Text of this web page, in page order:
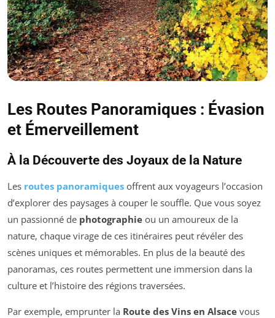
Les Routes Panoramiques : Évasion
et Émerveillement
À la Découverte des Joyaux de la Nature
Les routes panoramiques offrent aux voyageurs l’occasion
d’explorer des paysages à couper le souffle. Que vous soyez
un passionné de photographie ou un amoureux de la
nature, chaque virage de ces itinéraires peut révéler des
scènes uniques et mémorables. En plus de la beauté des
panoramas, ces routes permettent une immersion dans la
culture et l’histoire des régions traversées.
Par exemple, emprunter la Route des Vins en Alsace vous